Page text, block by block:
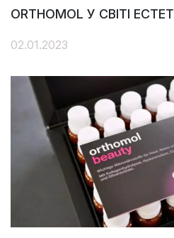
ORTHOMOL У СВІТІ
02.01.2023